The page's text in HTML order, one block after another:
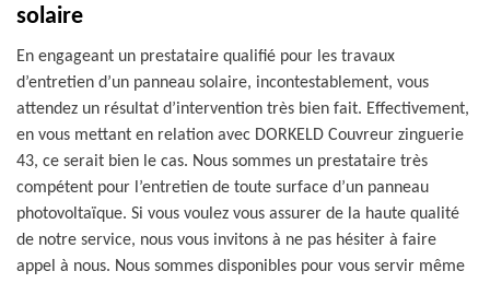
solaire
En engageant un prestataire qualifié pour les travaux
d’entretien d’un panneau solaire, incontestablement, vous
attendez un résultat d’intervention très bien fait. Effectivement,
en vous mettant en relation avec DORKELD Couvreur zinguerie
43, ce serait bien le cas. Nous sommes un prestataire très
compétent pour l’entretien de toute surface d’un panneau
photovoltaïque. Si vous voulez vous assurer de la haute qualité
de notre service, nous vous invitons à ne pas hésiter à faire
appel à nous. Nous sommes disponibles pour vous servir même